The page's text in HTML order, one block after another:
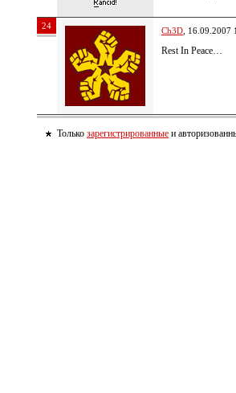
24 Ch3D , 16.09.2007
Rest In Peace…
Только зарегистрированные и